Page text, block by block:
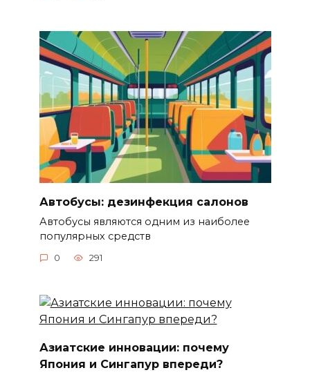
Автобусы: дезинфекция салонов
Автобусы являются одним из наиболее
популярных средств
0 291
Азиатские инновации: почему
Япония и Сингапур впереди?